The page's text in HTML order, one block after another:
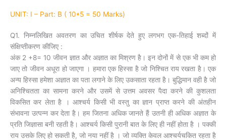
UNIT: I – Part: B ( 10*5 = 50 Marks)
Q1. निम्नलिखित अवतरण का उचित शीर्षक देते हुए लगभग एक-तिहाई शब्दों में
संक्षिप्तीकरण कीजिए :
अंक 2 +8= 10 जीवन ज्ञात और अज्ञात का मिश्रण है। इन दोनों में से एक भी कम हो
जाए तो जीवन अधूरा हो जाएगा । हमारा एक हिस्सा है जो निश्चित राय रखता है। एक
अन्य हिस्सा हमेशा अज्ञात का पता लगाने के लिए उकसाता रहता है। बुद्धिमान वही है जो
अनिश्चितता का सामना करने और उसमें से उत्तम अवसर पैदा करने की कुशलता
विकसित कर लेता है । आश्चर्य किसी भी वस्तु का ज्ञान प्राप्त करने की अंतहीन
संभावना उत्पन्न कर देता है। हम जितना अधिक जानते हैं उतनी ही अधिक अज्ञात के
प्रति जिज्ञासा बनी रहती है। आश्चर्य किसी पुरानी बात के लिए ही नहीं होता है । पक्की
राय उसके लिए हो सकती है, जो नया नहीं है । जो व्यक्ति केवल आश्चर्यचकित रहता है